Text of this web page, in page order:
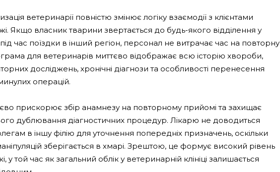
ветеринарії повністю змінює логіку взаємодії з клієнтами
Якщо власник тварини звертається до будь-якого відділення у
під час поїздки в інший регіон, персонал не витрачає час на повторну
для ветеринарів миттєво відображає всю історію хвороби,
досліджень, хронічні діагнози та особливості перенесення
операцій.
прискорює збір анамнезу на повторному прийомі та захищає
дублювання діагностичних процедур. Лікарю не доводиться
в іншу філію для уточнення попередніх призначень, оскільки
зберігається в хмарі. Зрештою, це формує високий рівень
у той час як загальний облік у ветеринарній клініці залишається